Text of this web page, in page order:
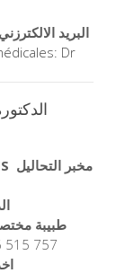
البريد الالكترزني
Dr
مخبر التحاليل
طبيبة
515 757